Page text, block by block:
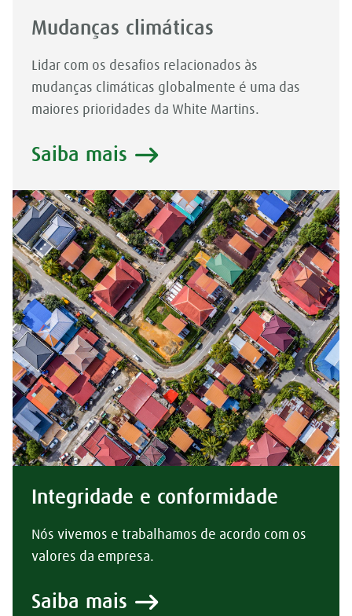
Mudanças climáticas
Lidar com os desafios relacionados às
mudanças climáticas globalmente é uma das
maiores prioridades da White Martins.
Saiba mais
Integridade e conformidade
Nós vivemos e trabalhamos de acordo com os
valores da empresa.
Saiba mais